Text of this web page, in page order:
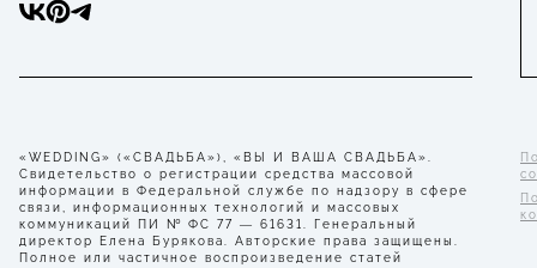
«WEDDING» («СВАДЬБА»), «ВЫ И ВАША СВАДЬБА».
Свидетельство о регистрации средства массовой
информации в Федеральной службе по надзору в сфере
связи, информационных технологий и массовых
коммуникаций ПИ № ФС 77 — 61631. Генеральный
директор Елена Бурякова. Авторские права защищены.
Полное или частичное воспроизведение статей